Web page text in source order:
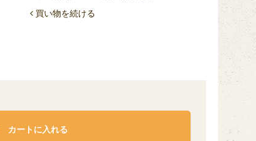
買い物を続ける
カートに入れる